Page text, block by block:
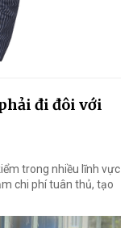
đi đôi với
trong nhiều lĩnh vực
chi phí tuân thủ, tạo